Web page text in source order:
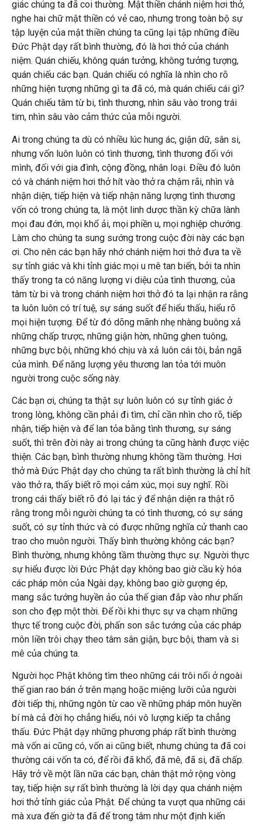
giác chúng ta đã coi thường. Mật thiền chánh niệm hơi thở,
nghe hai chữ mật thiền có vẻ cao, nhưng trong toàn bộ sự
tập luyện của mật thiền chúng ta cũng lại tập những điều
Đức Phật dạy rất bình thường, đó là hơi thở của chánh
niệm. Quán chiếu, không quán tưởng, không tưởng tượng,
quán chiếu các bạn. Quán chiếu có nghĩa là nhìn cho rõ
những hiện tượng những gì ta đã có, mà quán chiếu cái gì?
Quán chiếu tâm từ bi, tình thương, nhìn sâu vào trong trái
tim, nhìn sâu vào cảm thức của mỗi người.
Ai trong chúng ta dù có nhiều lúc hung ác, giận dữ, sân si,
nhưng vốn luôn luôn có tình thương, tình thương đối với
mình, đối với gia đình, cộng đồng, nhân loại. Điều đó luôn
có và chánh niệm hơi thở hít vào thở ra chậm rãi, nhìn và
nhận diện, tiếp hiện và tiếp nhận năng lượng tình thương
vốn có trong chúng ta, là một linh dược thần kỳ chữa lành
mọi đau đớn, mọi khổ ải, mọi phiền u, mọi nghiệp chướng.
Làm cho chúng ta sung sướng trong cuộc đời này các bạn
ơi. Cho nên các bạn hãy nhớ chánh niệm hơi thở đưa ta về
sự tỉnh giác và khi tỉnh giác mọi u mê tan biến, bởi ta nhìn
thấy trong ta có năng lượng vi diệu của tình thương, của
tâm từ bi và trong chánh niệm hơi thở đó ta lại nhận ra rằng
ta luôn luôn có trí tuệ, sự sáng suốt để hiểu thấu, hiểu rõ
mọi hiện tượng. Để từ đó dõng mãnh nhẹ nhàng buông xả
những chấp trược, những giận hờn, những ghen tuông,
những bực bội, những khó chịu và xả luôn cái tôi, bản ngã
của mình. Để năng lượng yêu thương lan tỏa tới muôn
người trong cuộc sống này.
Các bạn ơi, chúng ta thật sự luôn luôn có sự tỉnh giác ở
trong lòng, không cần phải đi tìm, chỉ cần nhìn cho rõ, tiếp
nhận, tiếp hiện và để lan tỏa bằng tình thương, sự sáng
suốt, thì trên đời này ai trong chúng ta cũng hành được việc
thiện. Các bạn, bình thường nhưng không tầm thường. Hơi
thở mà Đức Phật dạy cho chúng ta rất bình thường là chỉ hít
vào thở ra, thấy biết rõ mọi cảm xúc, mọi suy nghĩ. Rồi
trong cái thấy biết rõ đó lại tác ý để nhận diện ra thật rõ
rằng trong mỗi người chúng ta có tình thương, có sự sáng
suốt, có sự tỉnh thức và có được những nghĩa cử thanh cao
trao cho muôn người. Thấy bình thường không các bạn?
Bình thường, nhưng không tầm thường thực sự. Người thực
sự hiểu được lời Đức Phật dạy không bao giờ cầu kỳ hóa
các pháp môn của Ngài dạy, không bao giờ gượng ép,
mang sắc tướng huyền ảo của thế gian đắp vào như phấn
son cho đẹp một thời. Để rồi khi thực sự va chạm những
thực tế trong cuộc đời, phấn son sắc tướng của các pháp
môn liền trôi chạy theo tâm sân giận, bực bội, tham và si
mê của chúng ta.
Người học Phật không tìm theo những cái trôi nổi ở ngoài
thế gian rao bán ở trên mạng hoặc miệng lưỡi của người
đời tiếp thị, những ngôn từ cao về những pháp môn huyền
bí mà cả đời họ chẳng hiểu, nói vô lượng kiếp ta chẳng
thấu. Đức Phật dạy những phương pháp rất bình thường
mà vốn ai cũng có, vốn ai cũng biết, nhưng chúng ta đã coi
thường cái vốn ta có, để rồi đã khổ, đã mê, đã si, đã chấp.
Hãy trở về một lần nữa các bạn, chân thật mở rộng vòng
tay, tiếp hiện sự rất bình thường là lời dạy qua chánh niệm
hơi thở tỉnh giác của Phật. Để chúng ta vượt qua những cái
mà xưa đến giờ ta đã để trong tâm như một định kiến